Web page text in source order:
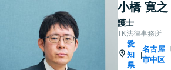
小橋 寛之
護士
TK法律事務所
愛
知
県
|
名古屋
市中区